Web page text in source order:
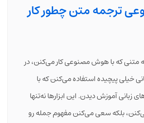
ترجمه متن چطور کار
که با هوش مصنوعی کار می‌کنن، در
خیلی پیچیده استفاده می‌کنن که با
زبانی آموزش دیدن. این ابزارها نه‌تنها
بلکه سعی می‌کنن مفهوم جمله رو